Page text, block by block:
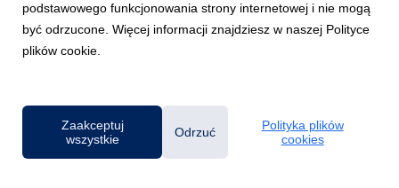
722 zrealizowane praktyki studenckie, 115 ofert pracy, ponad
500 uczestników webinarów i szkoleń oraz ponad 40
dedykowanych warsztatów z ekspertami dla uczniów szkół
podstawowego funkcjonowania strony internetowej i nie mogą
być odrzucone. Więcej informacji znajdziesz w naszej Polityce
plików cookie.
Zaakceptuj
wszystkie
Odrzuć
Polityka plików
cookies